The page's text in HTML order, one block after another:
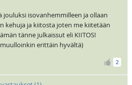
jouluksi isovanhemmilleen ja ollaan
kehuja ja kiitosta joten me kiitetään
tänne julkaissut eli KIITOS!
erittäin hyvältä)
2